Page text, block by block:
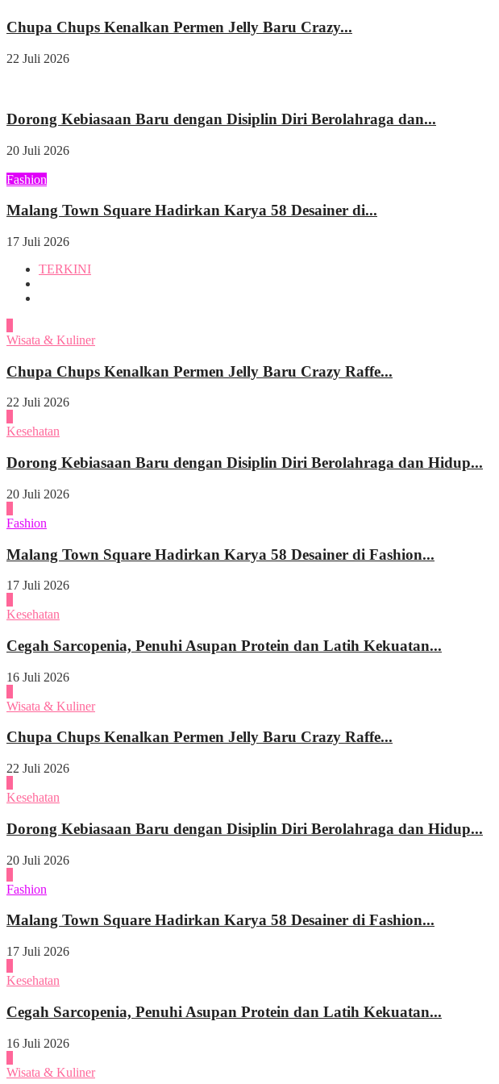
Chupa Chups Kenalkan Permen Jelly Baru Crazy...
22 Juli 2026
Dorong Kebiasaan Baru dengan Disiplin Diri Berolahraga dan...
20 Juli 2026
Fashion
Malang Town Square Hadirkan Karya 58 Desainer di...
17 Juli 2026
TERKINI
Wisata & Kuliner
Chupa Chups Kenalkan Permen Jelly Baru Crazy Raffe...
22 Juli 2026
Kesehatan
Dorong Kebiasaan Baru dengan Disiplin Diri Berolahraga dan Hidup...
20 Juli 2026
Fashion
Malang Town Square Hadirkan Karya 58 Desainer di Fashion...
17 Juli 2026
Kesehatan
Cegah Sarcopenia, Penuhi Asupan Protein dan Latih Kekuatan...
16 Juli 2026
Wisata & Kuliner
Chupa Chups Kenalkan Permen Jelly Baru Crazy Raffe...
22 Juli 2026
Kesehatan
Dorong Kebiasaan Baru dengan Disiplin Diri Berolahraga dan Hidup...
20 Juli 2026
Fashion
Malang Town Square Hadirkan Karya 58 Desainer di Fashion...
17 Juli 2026
Kesehatan
Cegah Sarcopenia, Penuhi Asupan Protein dan Latih Kekuatan...
16 Juli 2026
Wisata & Kuliner